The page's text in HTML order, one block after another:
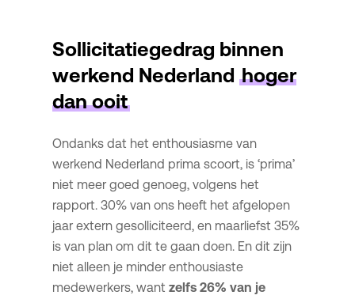
Sollicitatiegedrag binnen
werkend Nederland hoger
dan ooit
Ondanks dat het enthousiasme van
werkend Nederland prima scoort, is ‘prima’
niet meer goed genoeg, volgens het
rapport. 30% van ons heeft het afgelopen
jaar extern gesolliciteerd, en maarliefst 35%
is van plan om dit te gaan doen. En dit zijn
niet alleen je minder enthousiaste
medewerkers, want zelfs 26% van je